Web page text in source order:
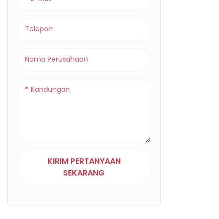
Telepon
Nama Perusahaan
Kandungan
KIRIM PERTANYAAN
SEKARANG